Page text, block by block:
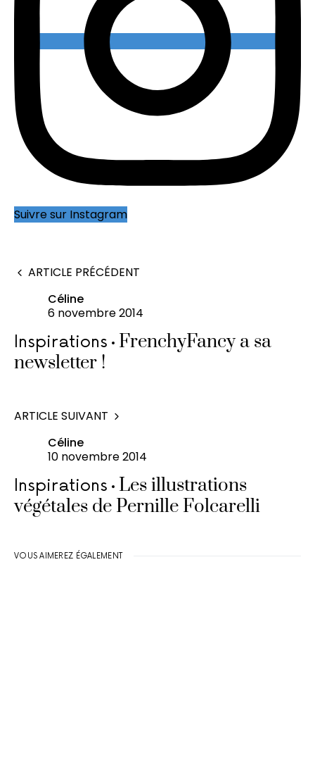
Suivre sur Instagram
ARTICLE PRÉCÉDENT
Céline
6 novembre 2014
Inspirations
FrenchyFancy a sa
newsletter !
ARTICLE SUIVANT
Céline
10 novembre 2014
Inspirations
Les illustrations
végétales de Pernille Folcarelli
VOUS AIMEREZ ÉGALEMENT